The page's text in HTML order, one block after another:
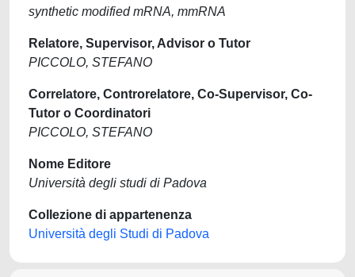
synthetic modified mRNA, mmRNA
Relatore, Supervisor, Advisor o Tutor
PICCOLO, STEFANO
Correlatore, Controrelatore, Co-Supervisor, Co-
Tutor o Coordinatori
PICCOLO, STEFANO
Nome Editore
Università degli studi di Padova
Collezione di appartenenza
Università degli Studi di Padova